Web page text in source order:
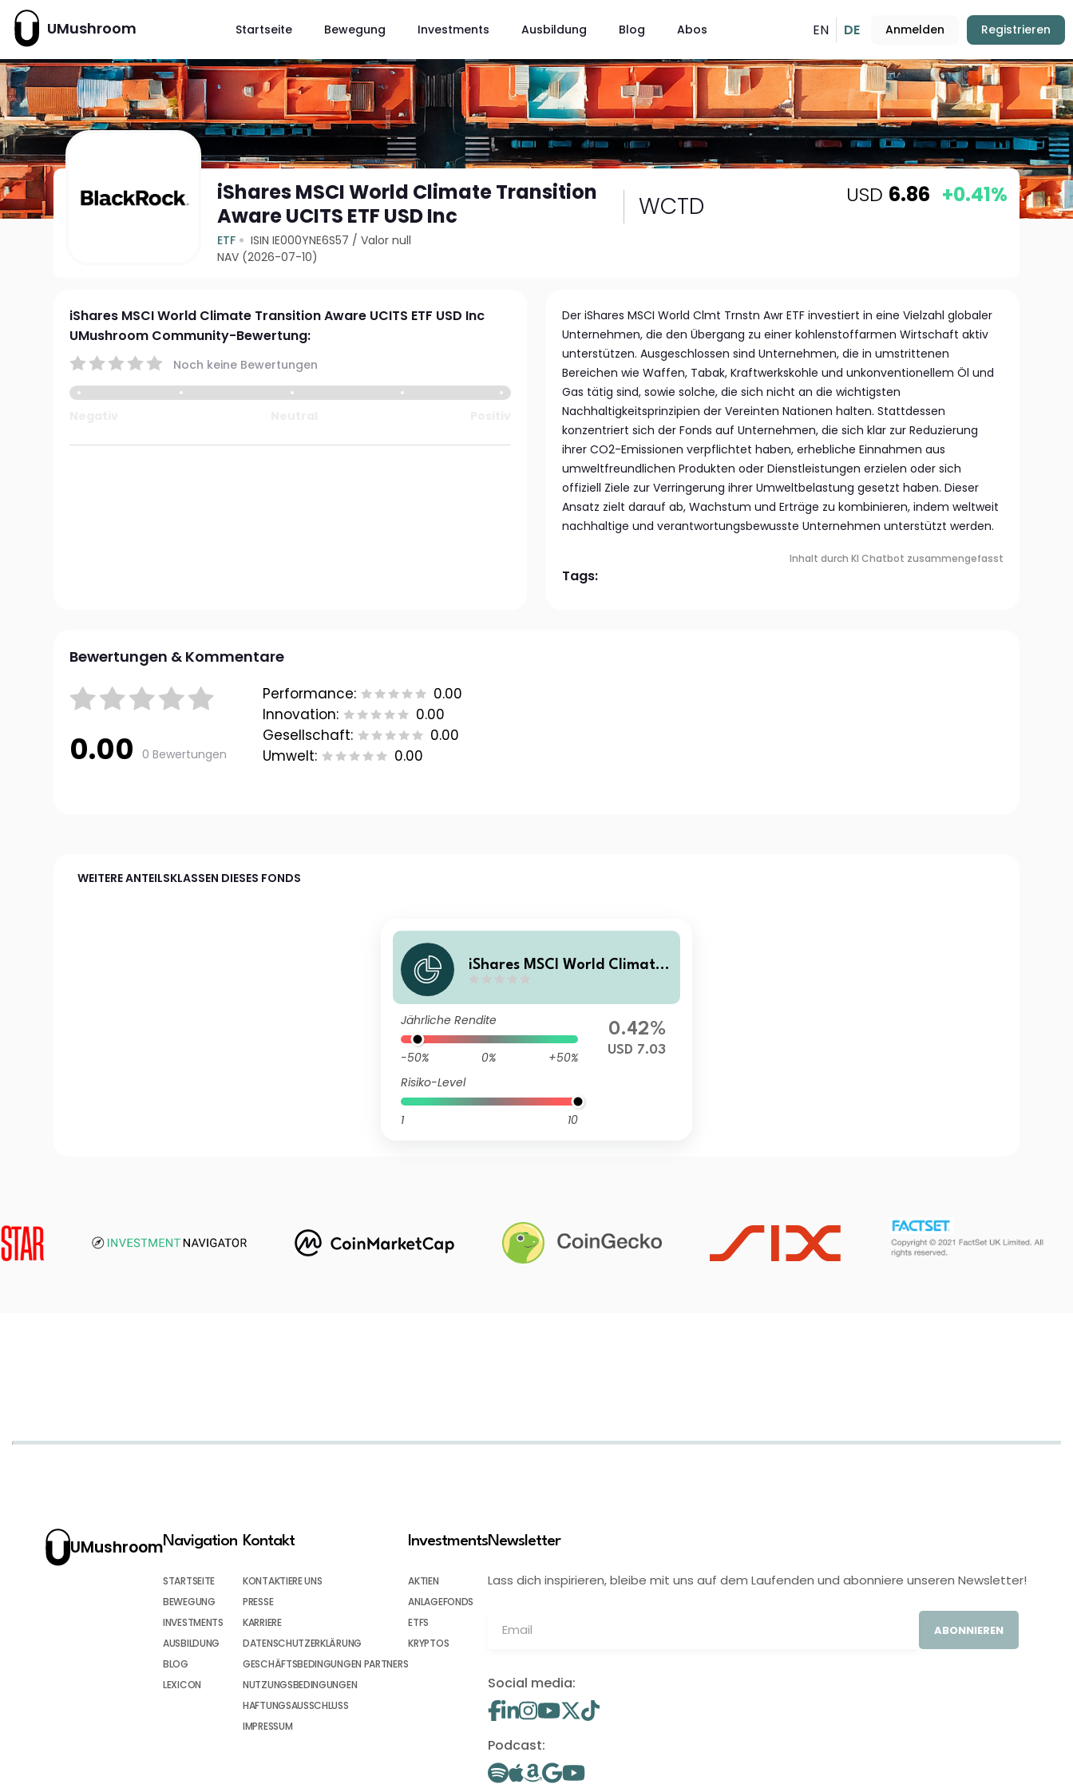
UMushroom Startseite Bewegung Investments Ausbildung Blog Abos EN DE Anmelden Registrieren
iShares MSCI World Climate Transition
Aware UCITS ETF USD Inc
WCTD
ETF ISIN IE000YNE6S57 /Valor null
NAV (2026-07-10)
USD 6.86 +0.41%
iShares MSCI World Climate Transition Aware UCITS ETF USD Inc
UMushroom Community-Bewertung:
Noch keine Bewertungen
Der iShares MSCI World Clmt Trnstn Awr ETF investiert in eine Vielzahl globaler
Unternehmen, die den Übergang zu einer kohlenstoffarmen Wirtschaft aktiv
unterstützen. Ausgeschlossen sind Unternehmen, die in umstrittenen
Bereichen wie Waffen, Tabak, Kraftwerkskohle und unkonventionellem Öl und
Gas tätig sind, sowie solche, die sich nicht an die wichtigsten
Nachhaltigkeitsprinzipien der Vereinten Nationen halten. Stattdessen
konzentriert sich der Fonds auf Unternehmen, die sich klar zur Reduzierung
ihrer CO2-Emissionen verpflichtet haben, erhebliche Einnahmen aus
umweltfreundlichen Produkten oder Dienstleistungen erzielen oder sich
offiziell Ziele zur Verringerung ihrer Umweltbelastung gesetzt haben. Dieser
Ansatz zielt darauf ab, Wachstum und Erträge zu kombinieren, indem weltweit
nachhaltige und verantwortungsbewusste Unternehmen unterstützt werden.
Inhalt durch KI Chatbot zusammengefasst
Tags:
Bewertungen & Kommentare
0.00 0 Bewertungen
Performance:
0.00
Innovation:
0.00
Gesellschaft:
0.00
Umwelt:
0.00
WEITERE ANTEILSKLASSEN DIESES FONDS
iShares MSCI World Climate
USD Acc
Jährliche Rendite
-50% 0%
+50%
Risiko-Level
1 10
0.42%
USD 7.03
UMushroomNavigation
STARTSEITE
BEWEGUNG
INVESTMENTS
AUSBILDUNG
BLOG
LEXICON
Kontakt
KONTAKTIERE UNS
PRESSE
KARRIERE
DATENSCHUTZERKLÄRUNG
GESCHÄFTSBEDINGUNGEN PARTNERS
NUTZUNGSBEDINGUNGEN
HAFTUNGSAUSSCHLUSS
IMPRESSUM
Investments
AKTIEN
ANLAGEFONDS
ETFS
KRYPTOS
Newsletter
Lass dich inspirieren, bleibe mit uns auf dem Laufenden und abonniere unseren Newsletter!
ABONNIEREN
Social media:
Podcast: